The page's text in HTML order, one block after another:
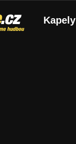
Kapely